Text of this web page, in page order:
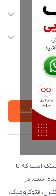
ثبت
است که با
است. در
فتوکرومیک،